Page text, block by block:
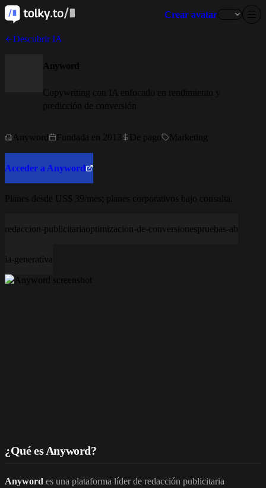
Crear avatar
Descubrir IA
Anyword
Copywriting con IA enfocado en rendimiento y
predicción de conversión
Anyword Fundada en 2013 De pago Marketing
Acceder a Anyword
Planes desde US$ 39/mes; planes corporativos bajo consulta.
redaccion-publicitariaoptimizacion-de-conversionespruebas-ab
ia-generativa
¿Qué es Anyword?
Anyword es una plataforma líder de redacción publicitaria